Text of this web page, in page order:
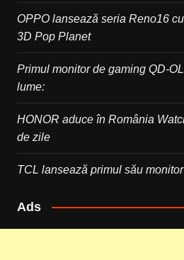
OPPO lansează seria Reno16
3D Pop Planet
Primul monitor de gaming QD-
lume:
HONOR aduce în România
de zile
TCL lansează primul său
Ads